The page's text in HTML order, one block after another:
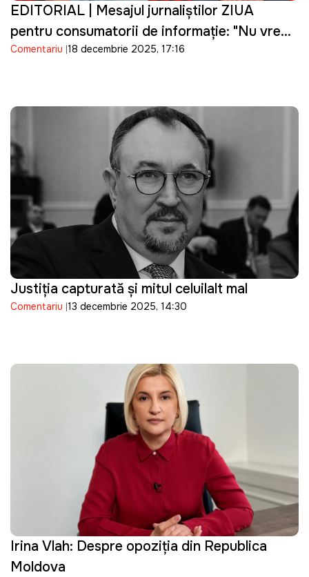
EDITORIAL | Mesajul jurnaliştilor ZIUA
pentru consumatorii de informație: "Nu vrem
și nici nu vom fi sclavii mediatici ai nimănui"
Comentariu 18 decembrie 2025, 17:16
Justiția capturată și mitul celuilalt mal
Comentariu 13 decembrie 2025, 14:30
Irina Vlah: Despre opoziţia din Republica
Moldova